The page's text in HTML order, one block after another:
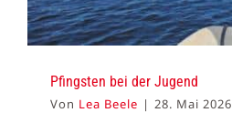
Pfingsten bei der Jugend
Von Lea Beele | 28. Mai 2026